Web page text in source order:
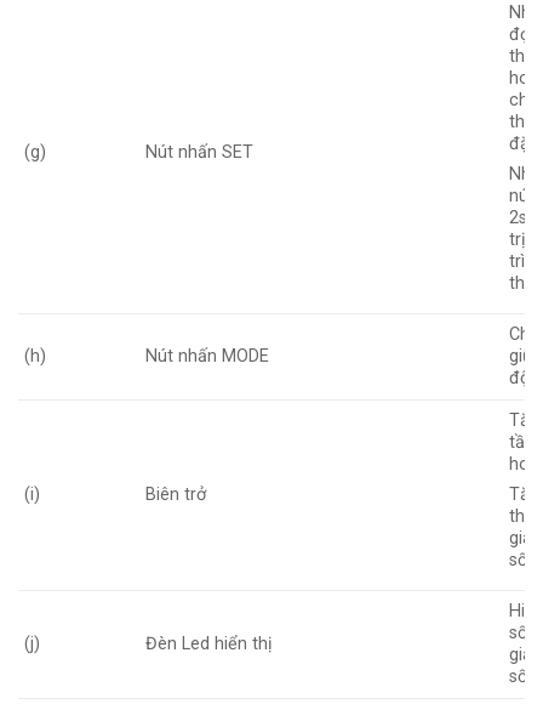
(g) Nút nhấn SET
đọc
đặt
nút
2s
trị
(h) Nút nhấn MODE
độ
(i) Biên trở
tần
giá
số
(j) Đèn Led hiển thị
số,
giá
số